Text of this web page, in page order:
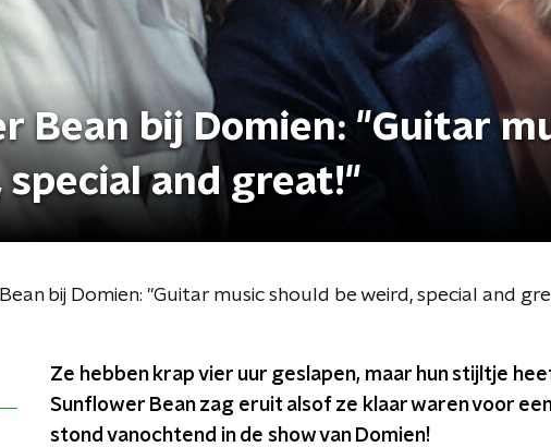
Bean bij Domien: "Guitar
special and great!"
bij Domien: "Guitar music should be weird, special and
Ze hebben krap vier uur geslapen, maar hun stijltje
Sunflower Bean zag eruit alsof ze klaar waren voor
stond vanochtend in de show van Domien!